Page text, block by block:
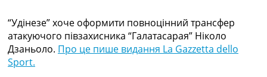
Чемпіонат Світу. Турнирні таблиці
Таблиця УПЛ
Перша Ліга
Таблиця АПЛ
“Удінезе” хоче оформити повноцінний трансфер
атакуючого півзахисника “Галатасарая” Ніколо
Дзаньоло. Про це пише видання La Gazzetta dello
Sport.